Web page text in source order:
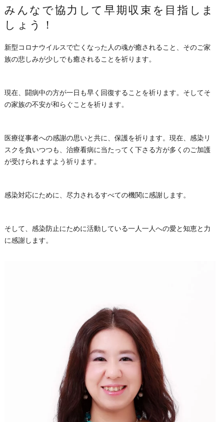
みんなで協力して早期収束を目指しま
しょう！
新型コロナウイルスで亡くなった人の魂が癒されること、そのご家
族の悲しみが少しでも癒されることを祈ります。
現在、闘病中の方が一日も早く回復することを祈ります。そしてそ
の家族の不安が和らぐことを祈ります。
医療従事者への感謝の思いと共に、保護を祈ります。現在、感染リ
スクを負いつつも、治療看病に当たってく下さる方が多くのご加護
が受けられますよう祈ります。
感染対応にために、尽力されるすべての機関に感謝します。
そして、感染防止にために活動している一人一人への愛と知恵と力
に感謝します。